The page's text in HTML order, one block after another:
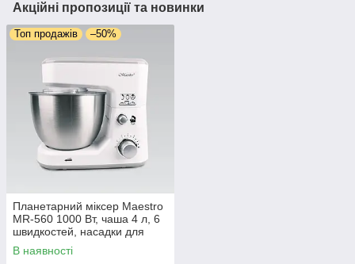
Акційні пропозиції та новинки
Топ продажів –50%
Планетарний міксер Maestro
MR-560 1000 Вт, чаша 4 л, 6
швидкостей, насадки для
тіста та крему, кнопка
блокування для безпеки
В наявності